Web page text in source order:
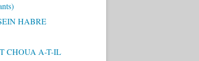
HABRE
CHOUA A-T-IL